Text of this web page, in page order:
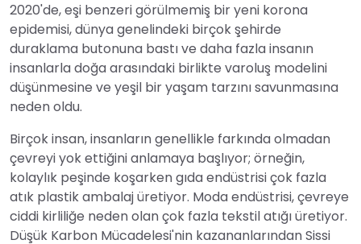
2020'de, eşi benzeri görülmemiş bir yeni korona
epidemisi, dünya genelindeki birçok şehirde
duraklama butonuna bastı ve daha fazla insanın
insanlarla doğa arasındaki birlikte varoluş modelini
düşünmesine ve yeşil bir yaşam tarzını savunmasına
neden oldu.
Birçok insan, insanların genellikle farkında olmadan
çevreyi yok ettiğini anlamaya başlıyor; örneğin,
kolaylık peşinde koşarken gıda endüstrisi çok fazla
atık plastik ambalaj üretiyor. Moda endüstrisi, çevreye
ciddi kirliliğe neden olan çok fazla tekstil atığı üretiyor.
Düşük Karbon Mücadelesi'nin kazananlarından Sissi